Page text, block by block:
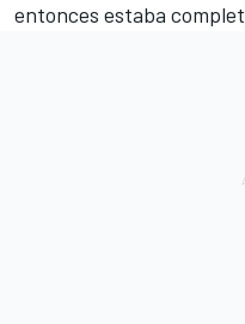
entonces estaba